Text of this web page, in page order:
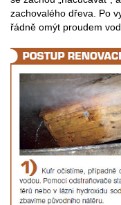
zachovalého dřeva. Po
řádně omýt proudem